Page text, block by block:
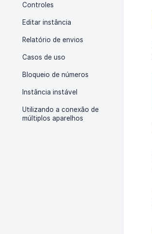
Controles
Editar instância
Relatório de envios
Casos de uso
Bloqueio de números
Instância instável
Utilizando a conexão de
múltiplos aparelhos